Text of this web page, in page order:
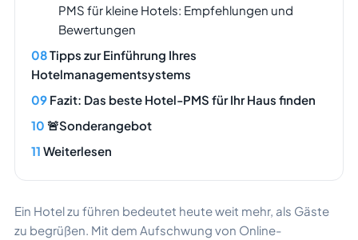
PMS für kleine Hotels: Empfehlungen und
Bewertungen
Tipps zur Einführung Ihres
Hotelmanagementsystems
Fazit: Das beste Hotel-PMS für Ihr Haus finden
🚨Sonderangebot
Weiterlesen
Ein Hotel zu führen bedeutet heute weit mehr, als Gäste
zu begrüßen. Mit dem Aufschwung von Online-